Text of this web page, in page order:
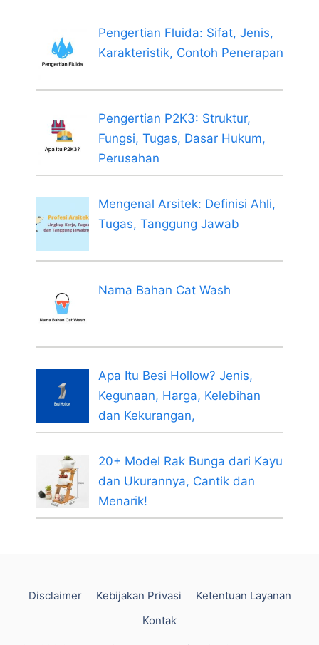
Pengertian Fluida: Sifat, Jenis,
Karakteristik, Contoh Penerapan
Pengertian P2K3: Struktur,
Fungsi, Tugas, Dasar Hukum,
Perusahan
Mengenal Arsitek: Definisi Ahli,
Tugas, Tanggung Jawab
Nama Bahan Cat Wash
Apa Itu Besi Hollow? Jenis,
Kegunaan, Harga, Kelebihan
dan Kekurangan,
20+ Model Rak Bunga dari Kayu
dan Ukurannya, Cantik dan
Menarik!
Disclaimer Kebijakan Privasi
Ketentuan Layanan
Kontak